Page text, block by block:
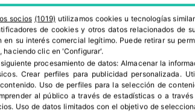
socios (1019) utilizamos cookies u tecnologías
de cookies y otros datos relacionados de
su interés comercial legítimo. Puede retirar su
haciendo clic en 'Configurar'.
procesamiento de datos:Almacenar la
. Crear perfiles para publicidad personalizada .
. Uso de perfiles para la selección de
al público a través de estadísticas o a
. Uso de datos limitados con el objetivo de